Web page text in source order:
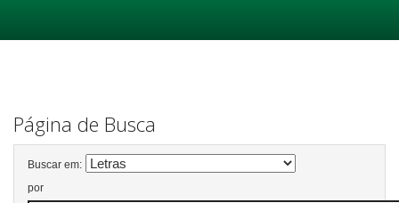
Página de Busca
Buscar em:
por